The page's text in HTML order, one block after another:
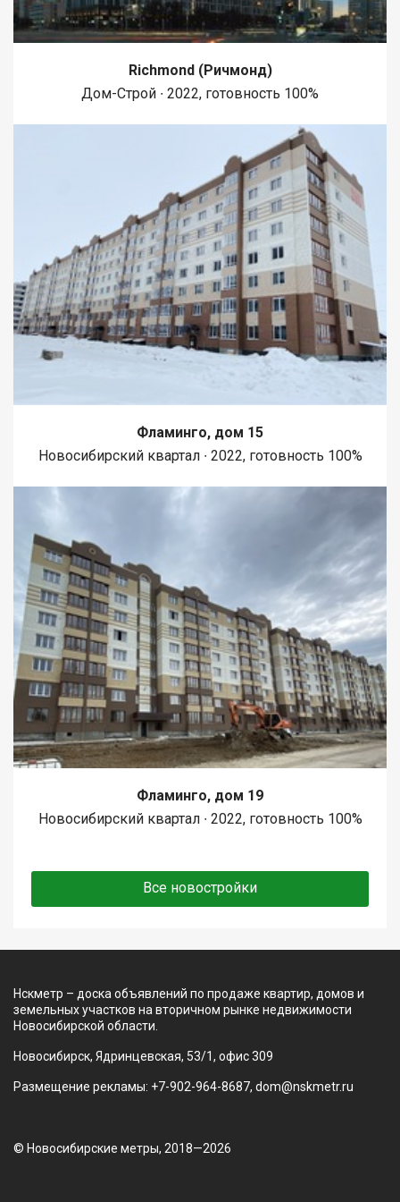
Richmond (Ричмонд)
Дом-Строй ∙ 2022, готовность 100%
Фламинго, дом 15
Новосибирский квартал ∙ 2022, готовность 100%
Фламинго, дом 19
Новосибирский квартал ∙ 2022, готовность 100%
Все новостройки
Нскметр – доска объявлений по продаже квартир, домов и
земельных участков на вторичном рынке недвижимости
Новосибирской области.
Новосибирск, Ядринцевская, 53/1, офис 309
Размещение рекламы: +7-902-964-8687, dom@nskmetr.ru
© Новосибирские метры, 2018—2026